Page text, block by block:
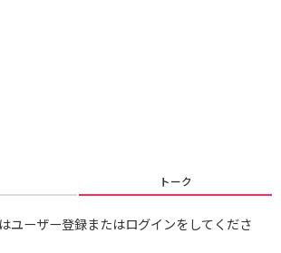
トーク
ユーザー登録またはログインをしてくださ